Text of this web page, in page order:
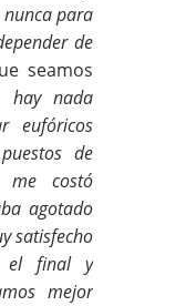
nunca para
de
seamos
hay nada
eufóricos
de
me costó
agotado
satisfecho
el final y
mejor